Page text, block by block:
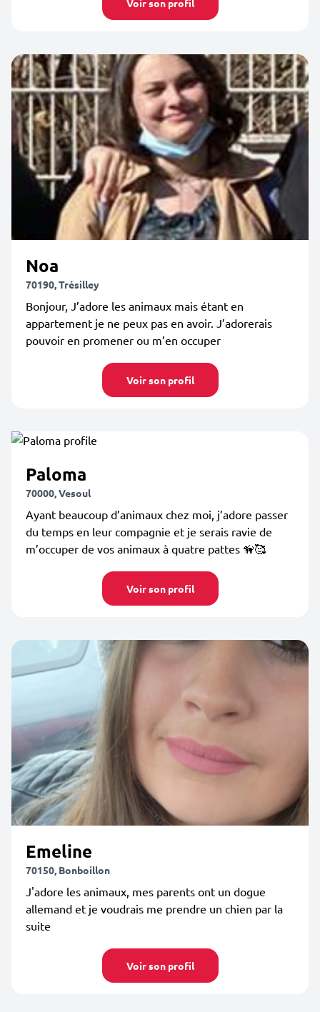
Voir son profil
Noa
70190, Trésilley
Bonjour, J’adore les animaux mais étant en
appartement je ne peux pas en avoir. J’adorerais
pouvoir en promener ou m’en occuper
Voir son profil
Paloma
70000, Vesoul
Ayant beaucoup d’animaux chez moi, j’adore passer
du temps en leur compagnie et je serais ravie de
m’occuper de vos animaux à quatre pattes 🦮🥰
Voir son profil
Emeline
70150, Bonboillon
J'adore les animaux, mes parents ont un dogue
allemand et je voudrais me prendre un chien par la
suite
Voir son profil